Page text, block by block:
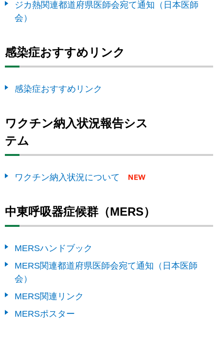
ジカ熱関連都道府県医師会宛て通知（日本医師
会）
感染症おすすめリンク
感染症おすすめリンク
ワクチン納入状況報告シス
テム
ワクチン納入状況について
中東呼吸器症候群（MERS）
MERSハンドブック
MERS関連都道府県医師会宛て通知（日本医師
会）
MERS関連リンク
MERSポスター